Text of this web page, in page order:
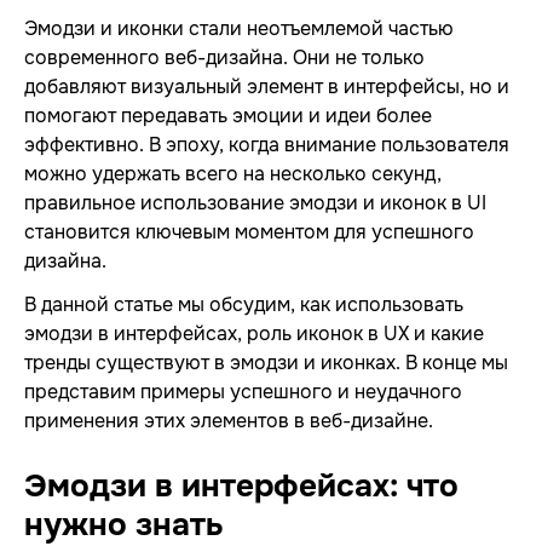
Эмодзи и иконки стали неотъемлемой частью
современного веб-дизайна. Они не только
добавляют визуальный элемент в интерфейсы, но и
помогают передавать эмоции и идеи более
эффективно. В эпоху, когда внимание пользователя
можно удержать всего на несколько секунд,
правильное использование эмодзи и иконок в UI
становится ключевым моментом для успешного
дизайна.
В данной статье мы обсудим, как использовать
эмодзи в интерфейсах, роль иконок в UX и какие
тренды существуют в эмодзи и иконках. В конце мы
представим примеры успешного и неудачного
применения этих элементов в веб-дизайне.
Эмодзи в интерфейсах: что
нужно знать